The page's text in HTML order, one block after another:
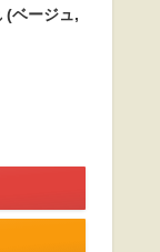
(ベージュ,